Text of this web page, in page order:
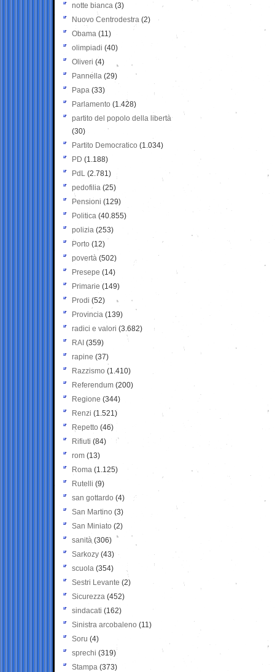
notte bianca (3)
Nuovo Centrodestra (2)
Obama (11)
olimpiadi (40)
Oliveri (4)
Pannella (29)
Papa (33)
Parlamento (1.428)
partito del popolo della libertà
(30)
Partito Democratico (1.034)
PD (1.188)
PdL (2.781)
pedofilia (25)
Pensioni (129)
Politica (40.855)
polizia (253)
Porto (12)
povertà (502)
Presepe (14)
Primarie (149)
Prodi (52)
Provincia (139)
radici e valori (3.682)
RAI (359)
rapine (37)
Razzismo (1.410)
Referendum (200)
Regione (344)
Renzi (1.521)
Repetto (46)
Rifiuti (84)
rom (13)
Roma (1.125)
Rutelli (9)
san gottardo (4)
San Martino (3)
San Miniato (2)
sanità (306)
Sarkozy (43)
scuola (354)
Sestri Levante (2)
Sicurezza (452)
sindacati (162)
Sinistra arcobaleno (11)
Soru (4)
sprechi (319)
Stampa (373)